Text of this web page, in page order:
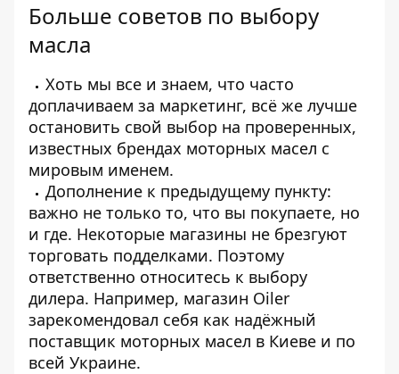
Больше советов по выбору
масла
Хоть мы все и знаем, что часто
доплачиваем за маркетинг, всё же лучше
остановить свой выбор на проверенных,
известных брендах моторных масел с
мировым именем.
Дополнение к предыдущему пункту:
важно не только то, что вы покупаете, но
и где. Некоторые магазины не брезгуют
торговать подделками. Поэтому
ответственно относитесь к выбору
дилера. Например, магазин Oiler
зарекомендовал себя как надёжный
поставщик моторных масел в Киеве и по
всей Украине.